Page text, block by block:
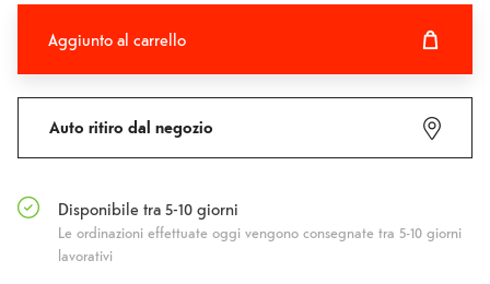
Aggiunto al carrello
Auto ritiro dal negozio
Disponibile tra 5-10 giorni
Le ordinazioni effettuate oggi vengono consegnate tra 5-10 giorni
lavorativi